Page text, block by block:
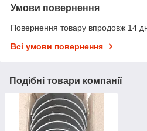
Умови повернення
Повернення товару впродовж 14
Всі умови повернення
Подібні товари компанії